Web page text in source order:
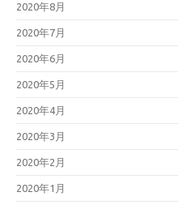
2020年8月
2020年7月
2020年6月
2020年5月
2020年4月
2020年3月
2020年2月
2020年1月